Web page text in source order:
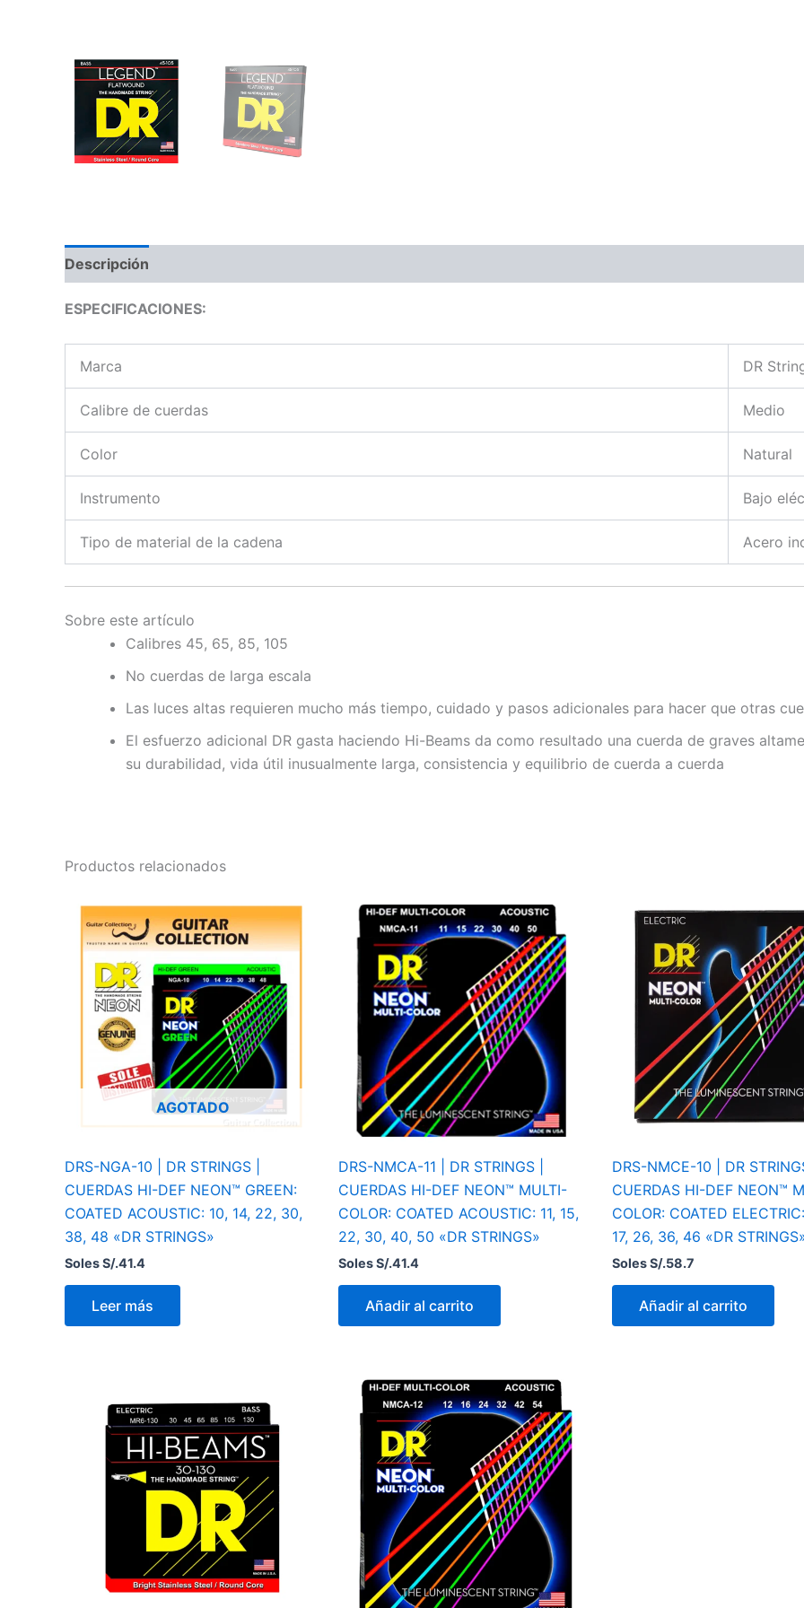
Descripción
ESPECIFICACIONES:
Marca DR
Calibre de cuerdas Medio
Color Natural
Instrumento Bajo
Tipo de material de la cadena Acero
Sobre este artículo
Calibres 45, 65, 85, 105
No cuerdas de larga escala
Las luces altas requieren mucho más tiempo, cuidado y pasos adicionales para hacer que otras
El esfuerzo adicional DR gasta haciendo Hi-Beams da como resultado una cuerda de graves
su durabilidad, vida útil inusualmente larga, consistencia y equilibrio de cuerda a cuerda
Productos relacionados
AGOTADO
DRS-NGA-10 | DR STRINGS |
CUERDAS HI-DEF NEON™ GREEN:
COATED ACOUSTIC: 10, 14, 22, 30,
38, 48 «DR STRINGS»
Soles S/.41.4
Leer más
DRS-NMCA-11 | DR STRINGS |
CUERDAS HI-DEF NEON™ MULTI-
COLOR: COATED ACOUSTIC: 11, 15,
22, 30, 40, 50 «DR STRINGS»
Soles S/.41.4
Añadir al carrito
DRS-NMCE-10 | DR
CUERDAS HI-DEF NEON™
COLOR: COATED
17, 26, 36, 46 «DR
Soles S/.58.7
Añadir al carrito